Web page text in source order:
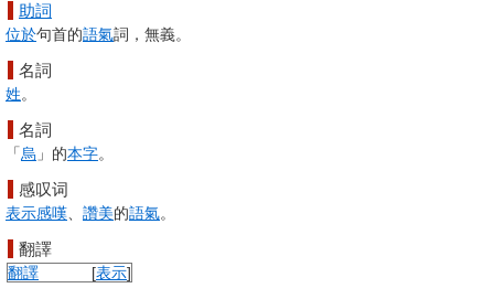
助詞
位於句首的語氣詞，無義。
名詞
姓。
名詞
「烏 」的本字。
感叹词
表示感嘆、 讚美的語氣。
翻譯
[表示]
翻譯